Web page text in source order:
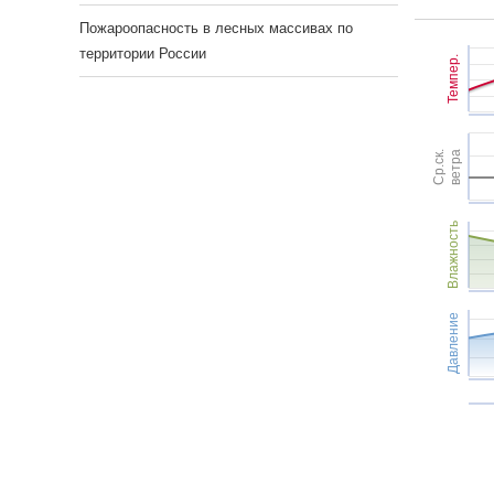
Темпер.
Ср.ск.ветра
Влажность
Давление
Пожароопасность в лесных массивах по
территории России